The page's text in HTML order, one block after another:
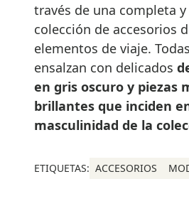
través de una completa y
colección de accesorios
elementos de viaje.
ensalzan con delicados
en gris oscuro y piezas
brillantes que inciden
masculinidad de la
ETIQUETAS: ACCESORIOS